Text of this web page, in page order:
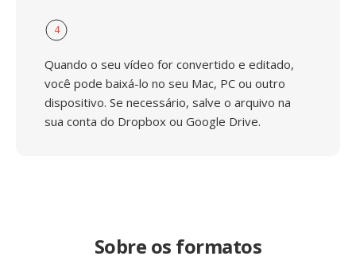
4
Quando o seu vídeo for convertido e editado,
você pode baixá-lo no seu Mac, PC ou outro
dispositivo. Se necessário, salve o arquivo na
sua conta do Dropbox ou Google Drive.
Sobre os formatos